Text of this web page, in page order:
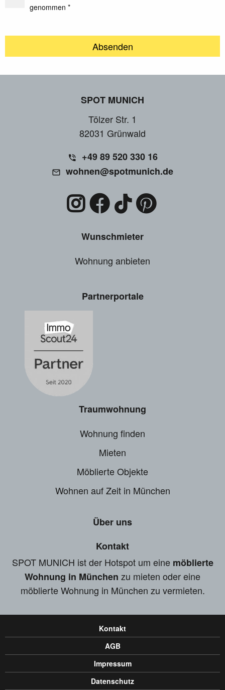
genommen *
SPOT MUNICH
Tölzer Str. 1
82031 Grünwald
+49 89 520 330 16
wohnen@spotmunich.de
Wunschmieter
Wohnung anbieten
Partnerportale
Traumwohnung
Wohnung finden
Mieten
Möblierte Objekte
Wohnen auf Zeit in München
Über uns
Kontakt
SPOT MUNICH ist der Hotspot um eine möblierte
Wohnung in München zu mieten oder eine
möblierte Wohnung in München zu vermieten.
Kontakt
AGB
Impressum
Datenschutz